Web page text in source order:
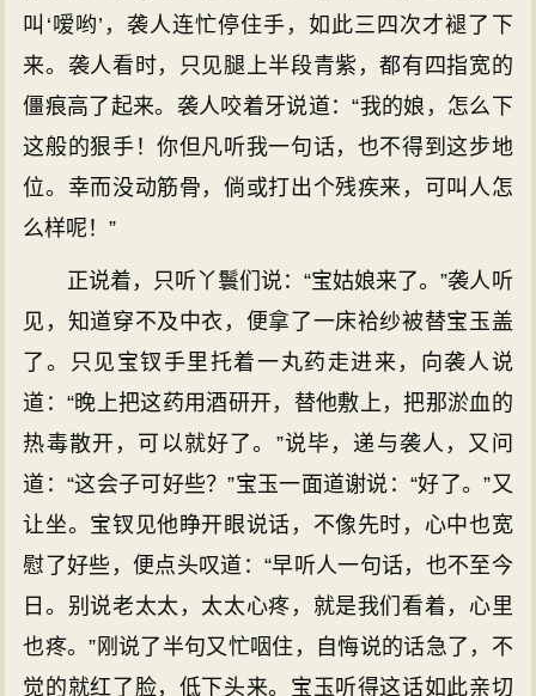
叫‘嗳哟’，袭人连忙停住手，如此三四次才褪了下
来。袭人看时，只见腿上半段青紫，都有四指宽的
僵痕高了起来。袭人咬着牙说道：“我的娘，怎么下
这般的狠手！你但凡听我一句话，也不得到这步地
位。幸而没动筋骨，倘或打出个残疾来，可叫人怎
么样呢！”
正说着，只听丫鬟们说：“宝姑娘来了。”袭人听
见，知道穿不及中衣，便拿了一床袷纱被替宝玉盖
了。只见宝钗手里托着一丸药走进来，向袭人说
道：“晚上把这药用酒研开，替他敷上，把那淤血的
热毒散开，可以就好了。”说毕，递与袭人，又问
道：“这会子可好些？”宝玉一面道谢说：“好了。”又
让坐。宝钗见他睁开眼说话，不像先时，心中也宽
慰了好些，便点头叹道：“早听人一句话，也不至今
日。别说老太太，太太心疼，就是我们看着，心里
也疼。”刚说了半句又忙咽住，自悔说的话急了，不
觉的就红了脸，低下头来。宝玉听得这话如此亲切